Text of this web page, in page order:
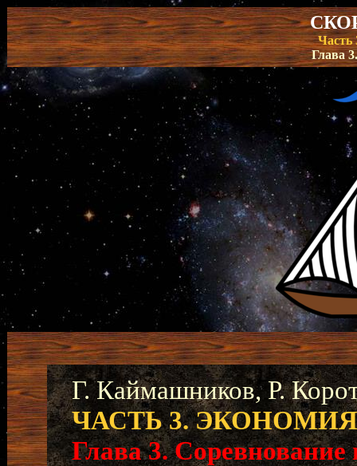
Часть
Глава
Г. Каймашников, Р.
ЧАСТЬ 3.
Глава 3. Соревнование